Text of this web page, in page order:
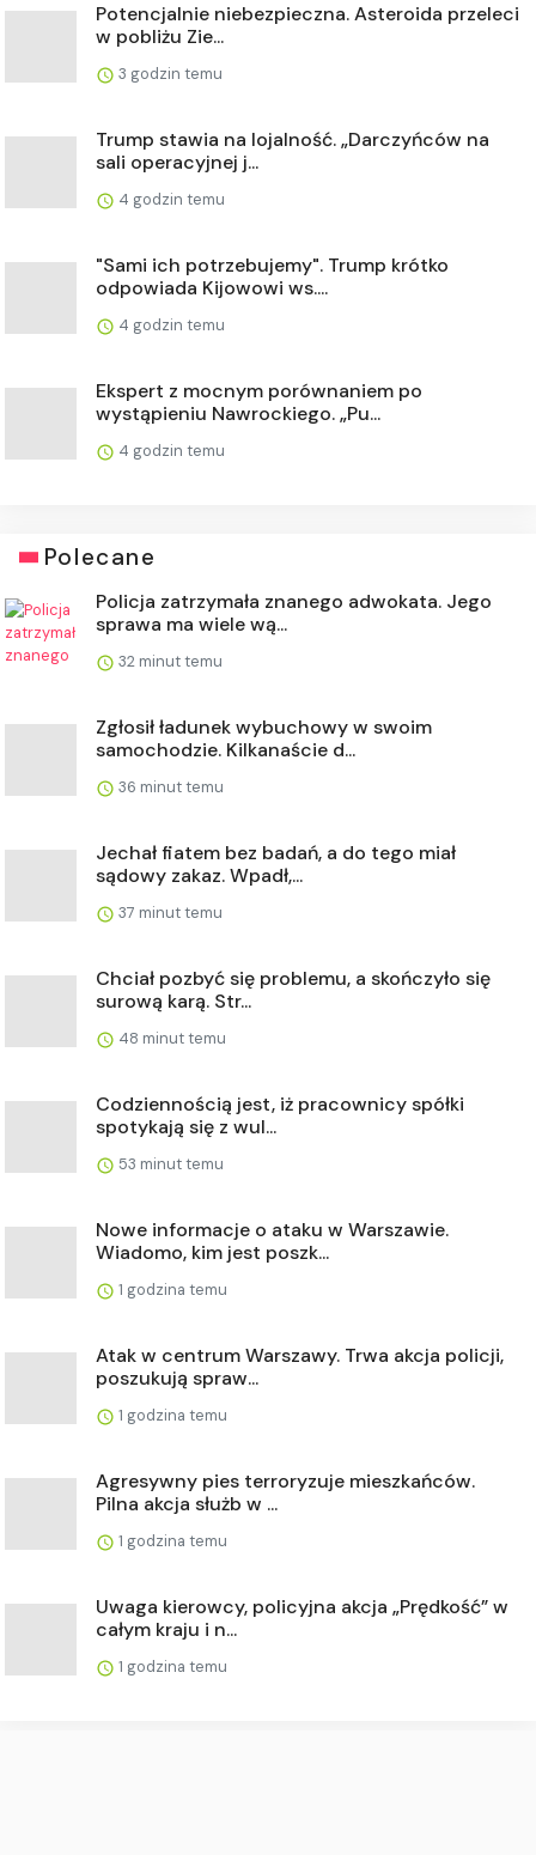
Potencjalnie niebezpieczna. Asteroida przeleci
w pobliżu Zie...
3 godzin temu
Trump stawia na lojalność. „Darczyńców na
sali operacyjnej j...
4 godzin temu
"Sami ich potrzebujemy". Trump krótko
odpowiada Kijowowi ws....
4 godzin temu
Ekspert z mocnym porównaniem po
wystąpieniu Nawrockiego. „Pu...
4 godzin temu
Polecane
Policja zatrzymała znanego adwokata. Jego
sprawa ma wiele wą...
32 minut temu
Zgłosił ładunek wybuchowy w swoim
samochodzie. Kilkanaście d...
36 minut temu
Jechał fiatem bez badań, a do tego miał
sądowy zakaz. Wpadł,...
37 minut temu
Chciał pozbyć się problemu, a skończyło się
surową karą. Str...
48 minut temu
Codziennością jest, iż pracownicy spółki
spotykają się z wul...
53 minut temu
Nowe informacje o ataku w Warszawie.
Wiadomo, kim jest poszk...
1 godzina temu
Atak w centrum Warszawy. Trwa akcja policji,
poszukują spraw...
1 godzina temu
Agresywny pies terroryzuje mieszkańców.
Pilna akcja służb w ...
1 godzina temu
Uwaga kierowcy, policyjna akcja „Prędkość” w
całym kraju i n...
1 godzina temu